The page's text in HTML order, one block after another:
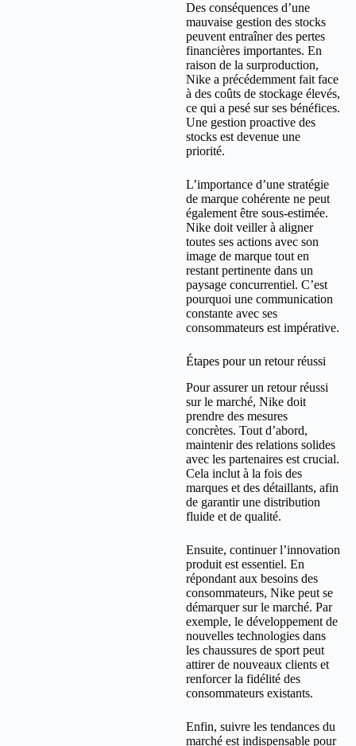
Des conséquences d’une
mauvaise gestion des stocks
peuvent entraîner des pertes
financières importantes. En
raison de la surproduction,
Nike a précédemment fait face
à des coûts de stockage élevés,
ce qui a pesé sur ses bénéfices.
Une gestion proactive des
stocks est devenue une
priorité.
L’importance d’une stratégie
de marque cohérente ne peut
également être sous-estimée.
Nike doit veiller à aligner
toutes ses actions avec son
image de marque tout en
restant pertinente dans un
paysage concurrentiel. C’est
pourquoi une communication
constante avec ses
consommateurs est impérative.
Étapes pour un retour réussi
Pour assurer un retour réussi
sur le marché, Nike doit
prendre des mesures
concrètes. Tout d’abord,
maintenir des relations solides
avec les partenaires est crucial.
Cela inclut à la fois des
marques et des détaillants, afin
de garantir une distribution
fluide et de qualité.
Ensuite, continuer l’innovation
produit est essentiel. En
répondant aux besoins des
consommateurs, Nike peut se
démarquer sur le marché. Par
exemple, le développement de
nouvelles technologies dans
les chaussures de sport peut
attirer de nouveaux clients et
renforcer la fidélité des
consommateurs existants.
Enfin, suivre les tendances du
marché est indispensable pour